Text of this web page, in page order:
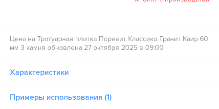
Цена на Тротуарная плитка Поревит Классико Гранит Каир 60
мм 3 камня обновлена 27 октября 2025 в 09:00
Характеристики
Примеры использования (1)